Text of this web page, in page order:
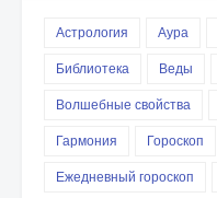
Астрология Аура
Библиотека
Веды
Волшебные свойства
Гармония
Гороскоп
Ежедневный гороскоп